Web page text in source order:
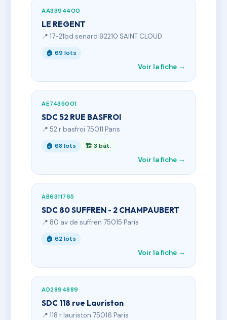
AA3394400
LE REGENT
📍 17-21bd senard 92210 SAINT CLOUD
🏠 69 lots
Voir la fiche →
AE7435001
SDC 52 RUE BASFROI
📍 52 r basfroi 75011 Paris
🏠 68 lots 🏗 3 bât.
Voir la fiche →
AB6311765
SDC 80 SUFFREN - 2 CHAMPAUBERT
📍 80 av de suffren 75015 Paris
🏠 62 lots
Voir la fiche →
AD2894889
SDC 118 rue Lauriston
📍 118 r lauriston 75016 Paris